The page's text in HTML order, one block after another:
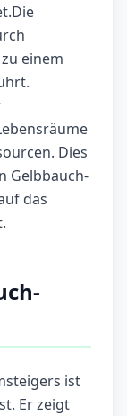
einem
Dies
Gelbbauch-
das
ist
Er zeigt